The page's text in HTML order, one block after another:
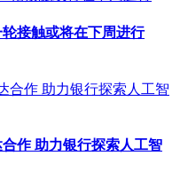
接触或将在下周进行
作 助力银行探索人工智